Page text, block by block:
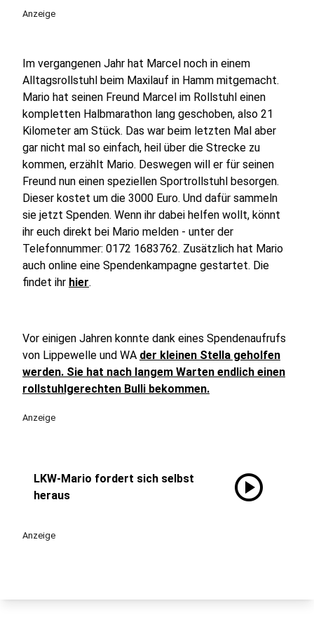
Anzeige
Im vergangenen Jahr hat Marcel noch in einem
Alltagsrollstuhl beim Maxilauf in Hamm mitgemacht.
Mario hat seinen Freund Marcel im Rollstuhl einen
kompletten Halbmarathon lang geschoben, also 21
Kilometer am Stück. Das war beim letzten Mal aber
gar nicht mal so einfach, heil über die Strecke zu
kommen, erzählt Mario. Deswegen will er für seinen
Freund nun einen speziellen Sportrollstuhl besorgen.
Dieser kostet um die 3000 Euro. Und dafür sammeln
sie jetzt Spenden. Wenn ihr dabei helfen wollt, könnt
ihr euch direkt bei Mario melden - unter der
Telefonnummer: 0172 1683762. Zusätzlich hat Mario
auch online eine Spendenkampagne gestartet. Die
findet ihr hier.
Vor einigen Jahren konnte dank eines Spendenaufrufs
von Lippewelle und WA der kleinen Stella geholfen
werden. Sie hat nach langem Warten endlich einen
rollstuhlgerechten Bulli bekommen.
Anzeige
LKW-Mario fordert sich selbst
heraus
play_circle
Anzeige